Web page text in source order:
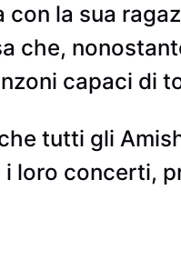
la sua
che,
capaci di
tutti gli
loro concerti,